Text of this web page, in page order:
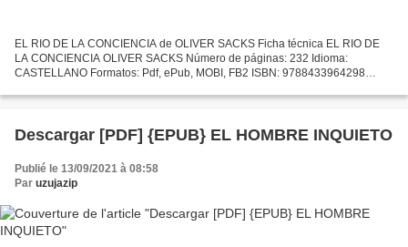
EL RIO DE LA CONCIENCIA de OLIVER SACKS Ficha técnica EL RIO DE
LA CONCIENCIA OLIVER SACKS Número de páginas: 232 Idioma:
CASTELLANO Formatos: Pdf, ePub, MOBI, FB2 ISBN: 9788433964298
Descargas...
Descargar [PDF] {EPUB} EL HOMBRE INQUIETO
Publié le 13/09/2021 à 08:58
Par uzujazip